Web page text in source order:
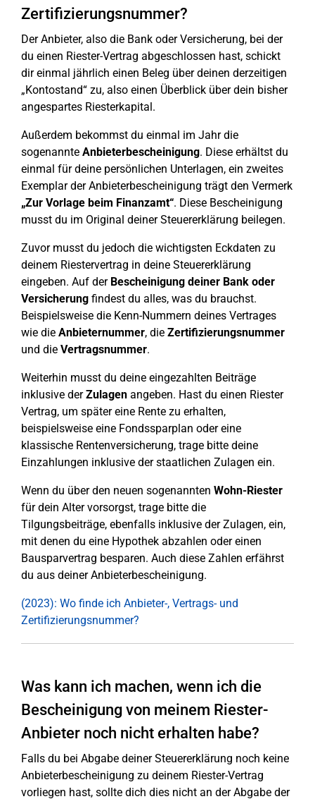
Zertifizierungsnummer?
Der Anbieter, also die Bank oder Versicherung, bei der
du einen Riester-Vertrag abgeschlossen hast, schickt
dir einmal jährlich einen Beleg über deinen derzeitigen
„Kontostand“ zu, also einen Überblick über dein bisher
angespartes Riesterkapital.
Außerdem bekommst du einmal im Jahr die
sogenannte Anbieterbescheinigung. Diese erhältst du
einmal für deine persönlichen Unterlagen, ein zweites
Exemplar der Anbieterbescheinigung trägt den Vermerk
„Zur Vorlage beim Finanzamt“. Diese Bescheinigung
musst du im Original deiner Steuererklärung beilegen.
Zuvor musst du jedoch die wichtigsten Eckdaten zu
deinem Riestervertrag in deine Steuererklärung
eingeben. Auf der Bescheinigung deiner Bank oder
Versicherung findest du alles, was du brauchst.
Beispielsweise die Kenn-Nummern deines Vertrages
wie die Anbieternummer, die Zertifizierungsnummer
und die Vertragsnummer.
Weiterhin musst du deine eingezahlten Beiträge
inklusive derZulagen angeben. Hast du einen Riester
Vertrag, um später eine Rente zu erhalten,
beispielsweise eine Fondssparplan oder eine
klassische Rentenversicherung, trage bitte deine
Einzahlungen inklusive der staatlichen Zulagen ein.
Wenn du über den neuen sogenannten Wohn-Riester
für dein Alter vorsorgst, trage bitte die
Tilgungsbeiträge, ebenfalls inklusive der Zulagen, ein,
mit denen du eine Hypothek abzahlen oder einen
Bausparvertrag besparen. Auch diese Zahlen erfährst
du aus deiner Anbieterbescheinigung.
(2023): Wo finde ich Anbieter-, Vertrags- und
Zertifizierungsnummer?
Was kann ich machen, wenn ich die
Bescheinigung von meinem Riester-
Anbieter noch nicht erhalten habe?
Falls du bei Abgabe deiner Steuererklärung noch keine
Anbieterbescheinigung zu deinem Riester-Vertrag
vorliegen hast, sollte dich dies nicht an der Abgabe der